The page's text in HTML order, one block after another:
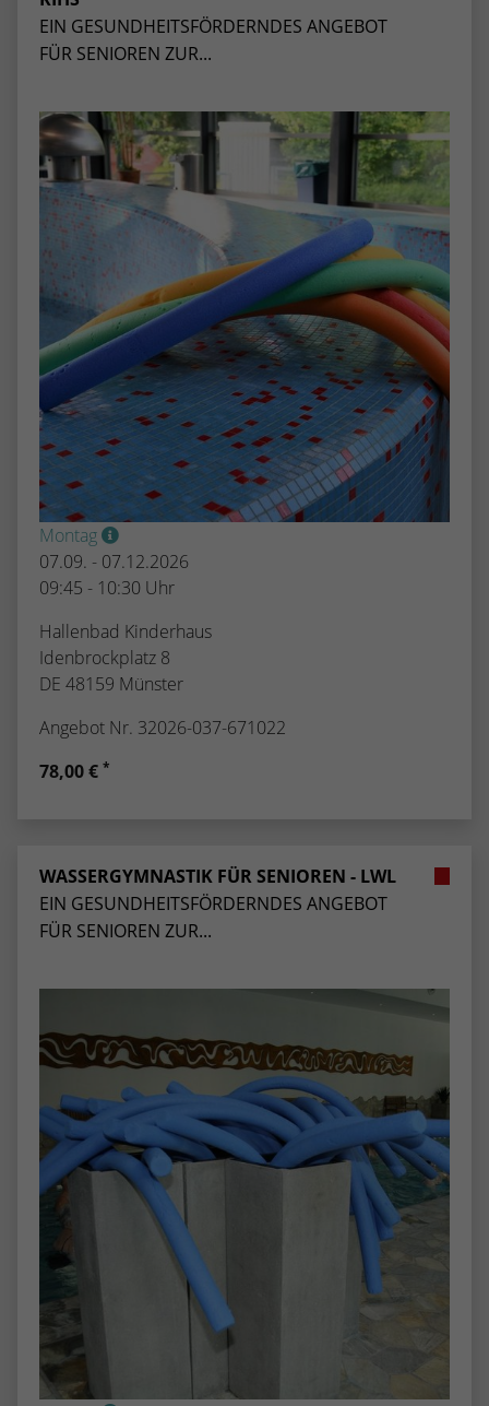
EIN GESUNDHEITSFÖRDERNDES ANGEBOT
FÜR SENIOREN ZUR...
Montag
07.09. - 07.12.2026
09:45 - 10:30 Uhr
Hallenbad Kinderhaus
Idenbrockplatz 8
DE 48159 Münster
Angebot Nr. 32026-037-671022
78,00 € *
WASSERGYMNASTIK FÜR SENIOREN - LWL
EIN GESUNDHEITSFÖRDERNDES ANGEBOT
FÜR SENIOREN ZUR...